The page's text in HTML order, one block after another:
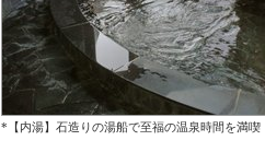
*【内湯】石造りの湯船で至福の温泉時間を満喫